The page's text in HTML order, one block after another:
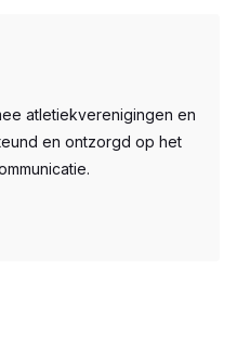
atletiekverenigingen en
en ontzorgd op het